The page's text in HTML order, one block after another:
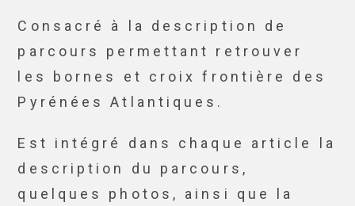
Consacré à la description de
parcours permettant retrouver
les bornes et croix frontière des
Pyrénées Atlantiques.
Est intégré dans chaque article la
description du parcours,
quelques photos, ainsi que la